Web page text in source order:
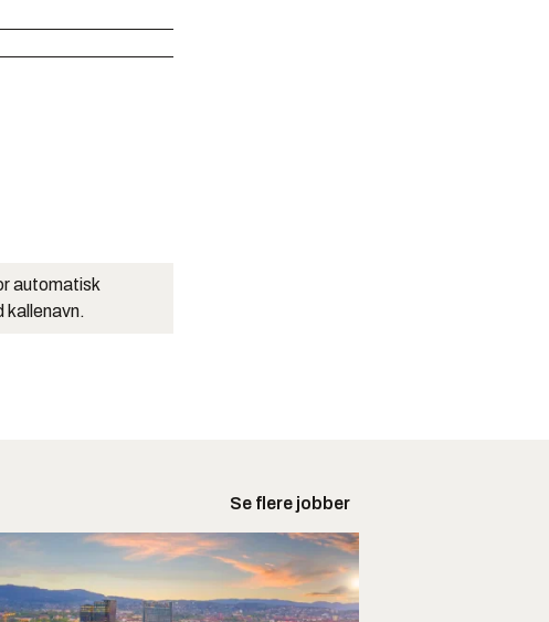
automatisk
kallenavn.
Se flere jobber